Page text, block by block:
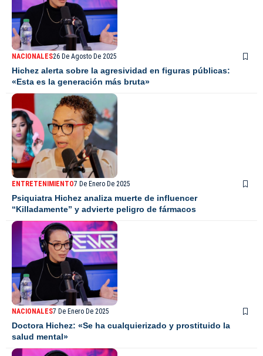
NACIONALES26 De Agosto De 2025
Hichez alerta sobre la agresividad en figuras públicas:
«Esta es la generación más bruta»
ENTRETENIMIENTO7 De Enero De 2025
Psiquiatra Hichez analiza muerte de influencer
“Killadamente” y advierte peligro de fármacos
NACIONALES7 De Enero De 2025
Doctora Hichez: «Se ha cualquierizado y prostituido la
salud mental»